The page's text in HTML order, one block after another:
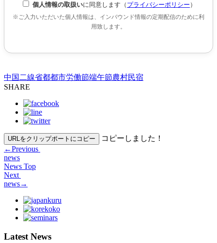
個人情報の取扱いに同意します（ プライバシーポリシー ）
※ご入力いただいた個人情報は、インバウンド情報の定期配信のために利
用致します。
中国 二線省都都市労働節端午節農村民宿
SHARE
URLをクリップポートにコピー
コピーしました！
←Previous
news
News Top
Next
news→
Latest News